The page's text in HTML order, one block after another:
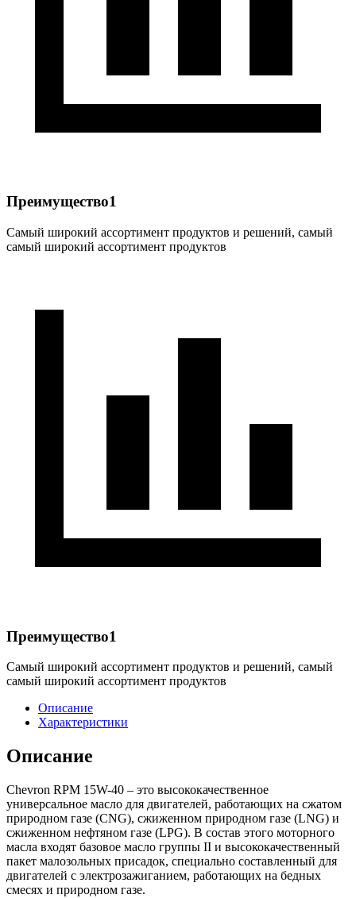
Преимущество1
Самый широкий ассортимент продуктов и решений, самый
самый широкий ассортимент продуктов
Преимущество1
Самый широкий ассортимент продуктов и решений, самый
самый широкий ассортимент продуктов
Описание
Характеристики
Описание
Chevron RPM 15W-40 – это высококачественное
универсальное масло для двигателей, работающих на сжатом
природном газе (CNG), сжиженном природном газе (LNG) и
сжиженном нефтяном газе (LPG). В состав этого моторного
масла входят базовое масло группы II и высококачественный
пакет малозольных присадок, специально составленный для
двигателей с электрозажиганием, работающих на бедных
смесях и природном газе.